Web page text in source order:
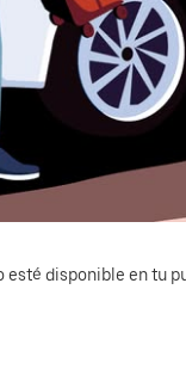
esté disponible en tu